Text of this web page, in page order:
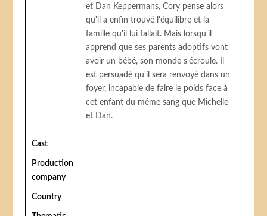
et Dan Keppermans, Cory pense alors
qu'il a enfin trouvé l'équilibre et la
famille qu'il lui fallait. Mais lorsqu'il
apprend que ses parents adoptifs vont
avoir un bébé, son monde s'écroule. Il
est persuadé qu'il sera renvoyé dans un
foyer, incapable de faire le poids face à
cet enfant du même sang que Michelle
et Dan.
Cast
Production
company
Country